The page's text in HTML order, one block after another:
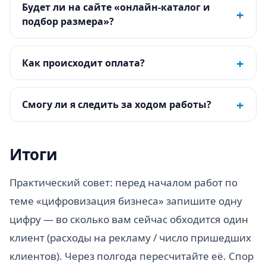
Будет ли на сайте «онлайн-каталог и
подбор размера»?
+
Как происходит оплата? +
Смогу ли я следить за ходом работы? +
Итоги
Практический совет: перед началом работ по
теме «цифровизация бизнеса» запишите одну
цифру — во сколько вам сейчас обходится один
клиент (расходы на рекламу / число пришедших
клиентов). Через полгода пересчитайте её. Спор